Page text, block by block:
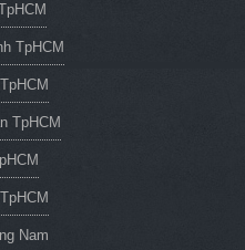
TpHCM
TpHCM
Nam